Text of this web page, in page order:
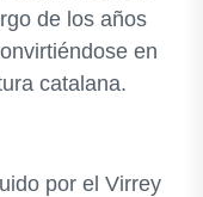
de los años
en
catalana.
por el Virrey